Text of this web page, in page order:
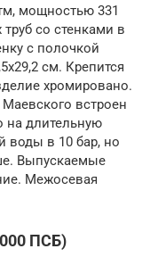
мощностью 331
со стенками в
с полочкой
см. Крепится
хромировано.
встроен
на длительную
воды в 10 бар, но
Выпускаемые
Межосевая
ПСБ)